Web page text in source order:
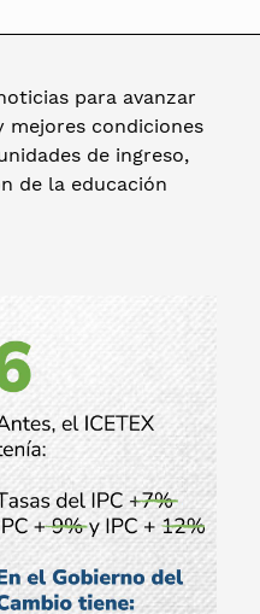
para avanzar
mejores condiciones
de ingreso,
de la educación